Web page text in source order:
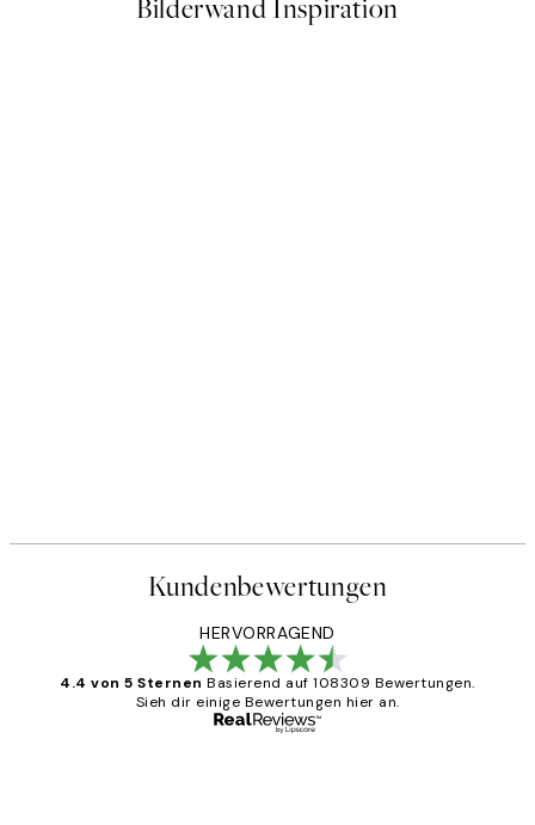
Bilderwand Inspiration
Kundenbewertungen
HERVORRAGEND
4.4 von 5 Sternen Basierend auf 108309 Bewertungen.
Sieh dir einige Bewertungen hier an.